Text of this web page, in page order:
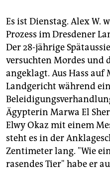
Es ist Dienstag. Alex W.
Prozess im Dresdener
Der 28-jährige
versuchten Mordes und
angeklagt. Aus Hass
Landgericht während
Ägypterin Marwa El
Elwy Okaz mit einem
steht es in der
Zentimeter lang. "Wie
rasendes Tier" habe er